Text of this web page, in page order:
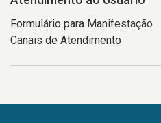
Formulário para Manifestação
Canais de Atendimento